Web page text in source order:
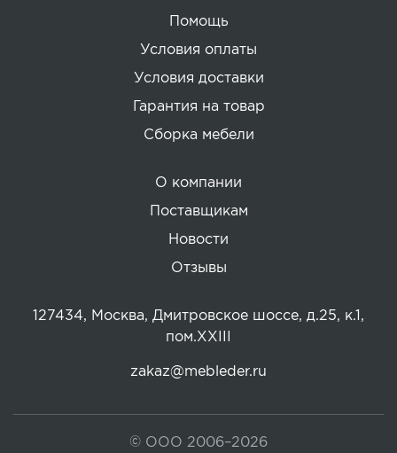
Помощь
Условия оплаты
Условия доставки
Гарантия на товар
Сборка мебели
О компании
Поставщикам
Новости
Отзывы
127434, Москва, Дмитровское шоссе, д.25, к.1,
пом.XXIII
zakaz@mebleder.ru
© ООО 2006–2026